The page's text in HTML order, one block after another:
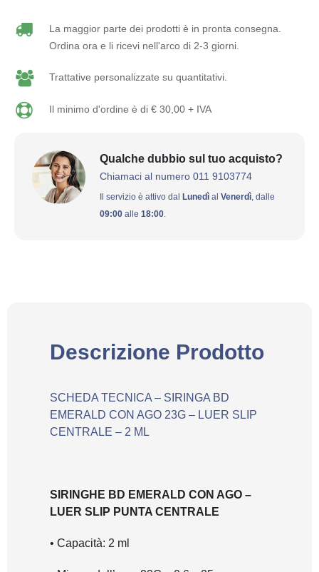
La maggior parte dei prodotti è in pronta consegna.
Ordina ora e li ricevi nell'arco di 2-3 giorni.
Trattative personalizzate su quantitativi.
Il minimo d'ordine è di € 30,00 + IVA
Qualche dubbio sul tuo acquisto?
Chiamaci al numero 011 9103774
Il servizio è attivo dal Lunedì al Venerdì , dalle
09:00 alle 18:00
Descrizione Prodotto
SCHEDA TECNICA – SIRINGA BD
EMERALD CON AGO 23G – LUER SLIP
CENTRALE – 2 ML
SIRINGHE BD EMERALD CON AGO –
LUER SLIP PUNTA CENTRALE
• Capacità: 2 ml